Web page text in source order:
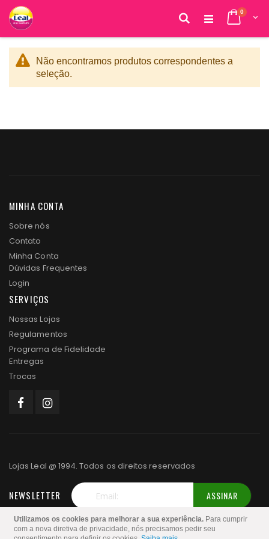
Utilizamos os cookies para melhorar a sua experiência. Para cumprir
com a nova diretiva de privacidade, nós precisamos pedir seu
Cart
0 itens
Pesquisa
o
conteúdo
Não encontramos produtos correspondentes a
seleção.
MINHA CONTA
Sobre nós
Contato
Minha Conta
Dúvidas Frequentes
Login
SERVIÇOS
Nossas Lojas
Regulamentos
Programa de Fidelidade
Entregas
Trocas
Lojas Leal @ 1994. Todos os direitos reservados
NEWSLETTER
Inscreva-
se
ASSINAR